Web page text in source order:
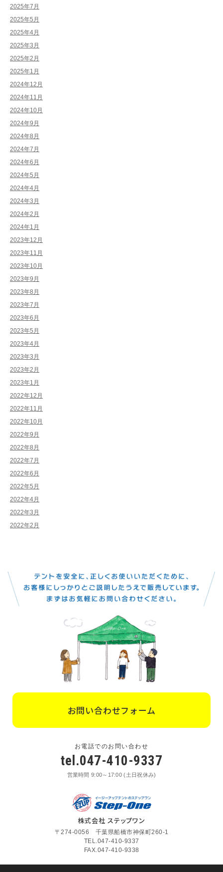
2025年7月
2025年5月
2025年4月
2025年3月
2025年2月
2025年1月
2024年12月
2024年11月
2024年10月
2024年9月
2024年8月
2024年7月
2024年6月
2024年5月
2024年4月
2024年3月
2024年2月
2024年1月
2023年12月
2023年11月
2023年10月
2023年9月
2023年8月
2023年7月
2023年6月
2023年5月
2023年4月
2023年3月
2023年2月
2023年1月
2022年12月
2022年11月
2022年10月
2022年9月
2022年8月
2022年7月
2022年6月
2022年5月
2022年4月
2022年3月
2022年2月
お問い合わせフォーム
お電話でのお問い合わせ
tel.047-410-9337
営業時間 9:00～17:00 (土日祝休み)
株式会社 ステップワン
〒274-0056 千葉県船橋市神保町260-1
TEL.047-410-9337
FAX.047-410-9338